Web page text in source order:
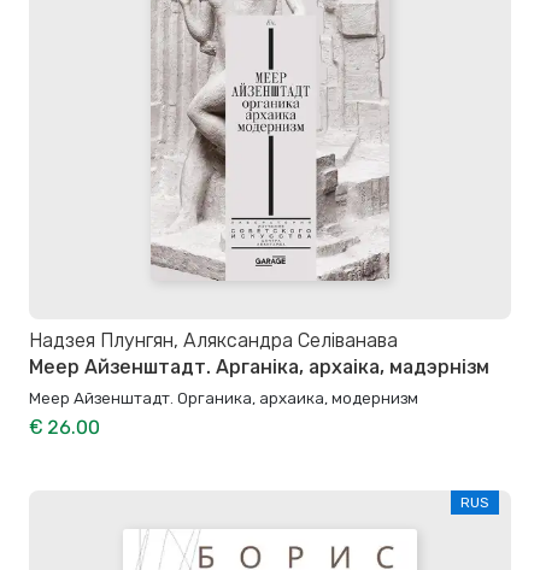
Надзея Плунгян, Аляксандра Селіванава
Меер Айзенштадт. Арганіка, архаіка, мадэрнізм
Меер Айзенштадт. Органика, архаика, модернизм
€ 26.00
RUS